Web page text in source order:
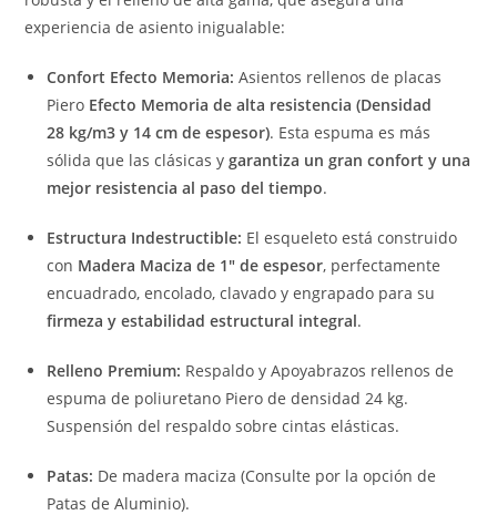
experiencia de asiento inigualable:
Confort Efecto Memoria: Asientos rellenos de placas
Piero Efecto Memoria de alta resistencia (Densidad
28 kg/m3 y 14 cm de espesor). Esta espuma es más
sólida que las clásicas ygarantiza un gran confort y una
mejor resistencia al paso del tiempo.
Estructura Indestructible: El esqueleto está construido
con Madera Maciza de 1″ de espesor, perfectamente
encuadrado, encolado, clavado y engrapado para su
firmeza y estabilidad estructural integral.
Relleno Premium: Respaldo y Apoyabrazos rellenos de
espuma de poliuretano Piero de densidad24 kg.
Suspensión del respaldo sobre cintas elásticas.
Patas: De madera maciza (Consulte por la opción de
Patas de Aluminio).